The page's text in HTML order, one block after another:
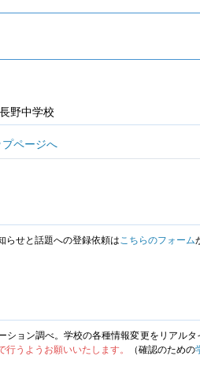
野中学校
ページへ
らせと話題への登録依頼はこちらのフォーム
ション調べ。学校の各種情報変更をリアルタ
うようお願いいたします。
（確認のための